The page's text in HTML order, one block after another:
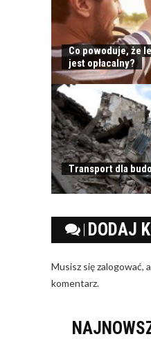
Co powoduje, że
jest opłacalny?
Transport dla
DODAJ
Musisz sięzalogować,
komentarz.